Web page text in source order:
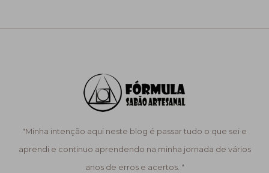
"Minha intenção aqui neste blog é passar tudo o que sei e
aprendi e continuo aprendendo na minha jornada de vários
anos de erros e acertos. "